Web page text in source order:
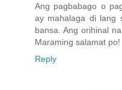
Ang pagbabago o
ay mahalaga di lang
bansa. Ang orihinal
Maraming salamat po!
Reply